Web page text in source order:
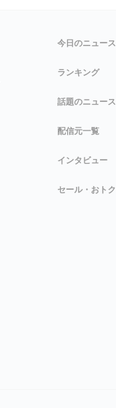
今日のニュース
ランキング
話題のニュース
配信元一覧
インタビュー
セール・おトク